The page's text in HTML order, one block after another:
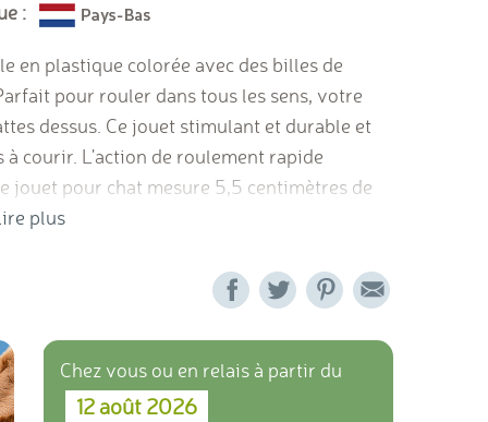
:
en plastique colorée avec des billes de
pour rouler dans tous les sens, votre
dessus. Ce jouet stimulant et durable et
courir. L'action de roulement rapide
jouet pour chat mesure 5,5 centimètres de
plus
Chez vous ou en relais à partir du
12 août 2026